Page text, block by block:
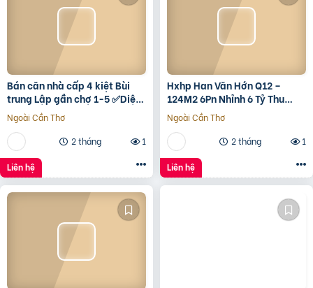
Bán căn nhà cấp 4 kiệt Bùi
trung Lập gần chợ 1-5 ✅Diện
tích 5*22 ✅Hướng Tây Bắc
✅Đường oto thông
Ngoài Cần Thơ
2 tháng
1
Liên hệ
Hxhp Han Văn Hớn Q12 –
124M2 6Pn Nhỉnh 6 Tỷ Thu
15Tr/Tháng
Ngoài Cần Thơ
2 tháng
1
Liên hệ